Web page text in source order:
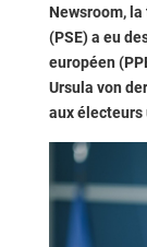
Newsroom,
(PSE) a eu
européen
Ursula von
aux électeurs